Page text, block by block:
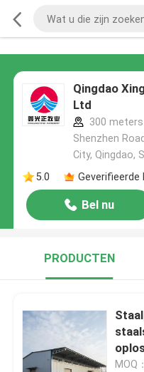
Qingdao
Ltd
300
Shenzhen
City, Qingdao,
5.0
Geverifieerde
Bel nu
PRODUCTEN
MOQ